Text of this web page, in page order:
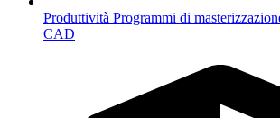
Produttività Programmi di
CAD